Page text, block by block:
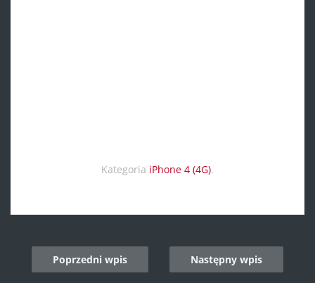
Kategoria iPhone 4 (4G).
Post
navigation
Poprzedni wpis Następny wpis